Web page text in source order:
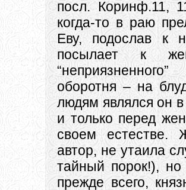
посл. Коринф.11,
когда-то в раю
Еву, подослав к
посылает к
оборотня – на
людям являлся он
и только перед
своем естестве.
автор, не утаила
тайный порок!),
прежде всего,